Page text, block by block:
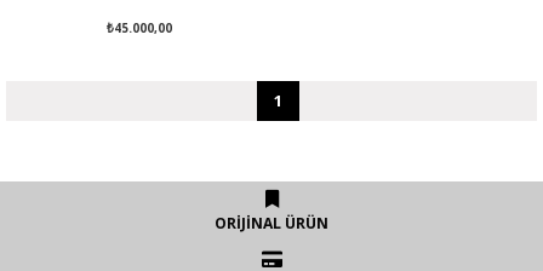
₺45.000,00
1
ORİJİNAL ÜRÜN